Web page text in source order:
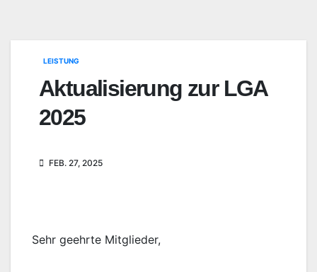
LEISTUNG
Aktualisierung zur LGA
2025
FEB. 27, 2025
Sehr geehrte Mitglieder,